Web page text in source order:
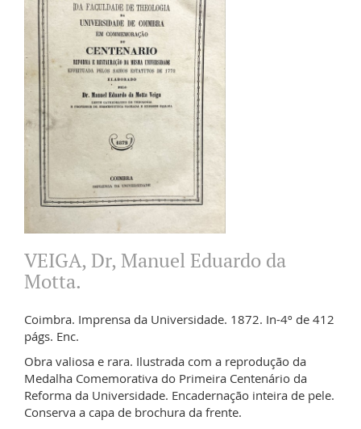
VEIGA, Dr, Manuel Eduardo da
Motta.
Coimbra. Imprensa da Universidade. 1872. In-4º de 412
págs. Enc.
Obra valiosa e rara. Ilustrada com a reprodução da
Medalha Comemorativa do Primeira Centenário da
Reforma da Universidade. Encadernação inteira de pele.
Conserva a capa de brochura da frente.